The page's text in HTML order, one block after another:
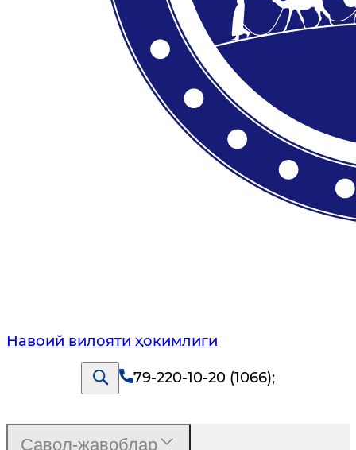
Навоий вилояти ҳокимлиги
79-220-10-20 (1066);
Савол-жавоблар